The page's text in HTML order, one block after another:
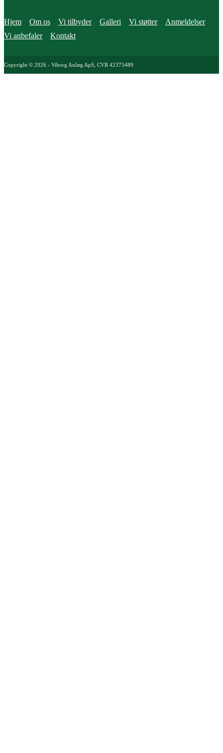
Hjem Om os Vi tilbyder Galleri Vi støtter
Anmeldelser
Vi anbefaler
Kontakt
Copyright © 2026 - Viborg Anlæg ApS , CVR 42375489